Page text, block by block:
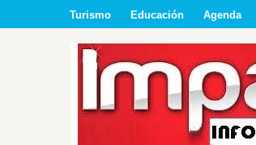
Turismo Educación Agenda